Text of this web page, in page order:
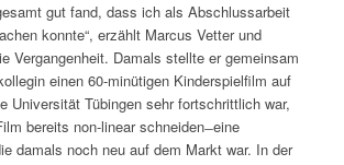
gut fand, dass ich als Abschlussarbeit
konnte“, erzählt Marcus Vetter und
Vergangenheit. Damals stellte er gemeinsam
einen 60-minütigen Kinderspielfilm auf
Universität Tübingen sehr fortschrittlich war,
bereits non-linear schneiden ̶ eine
damals noch neu auf dem Markt war. In der